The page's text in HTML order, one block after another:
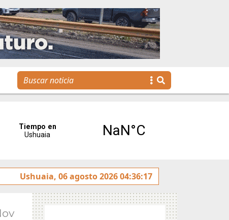
jóvenes llegan a la gestión pública a través de una
Ushuaia, 06 agosto 2026 04:36:17